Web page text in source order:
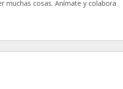
muchas cosas. Anímate y colabora